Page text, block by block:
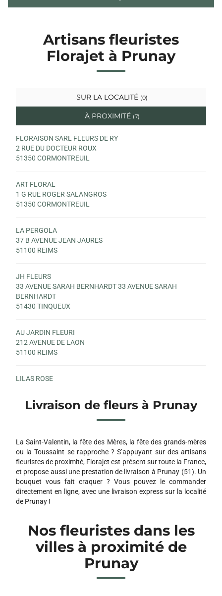
Artisans fleuristes
Florajet à Prunay
SUR LA LOCALITÉ (0)
À PROXIMITÉ (7)
FLORAISON SARL FLEURS DE RY
2 RUE DU DOCTEUR ROUX
51350 CORMONTREUIL
ART FLORAL
1 G RUE ROGER SALANGROS
51350 CORMONTREUIL
LA PERGOLA
37 B AVENUE JEAN JAURES
51100 REIMS
JH FLEURS
33 AVENUE SARAH BERNHARDT 33 AVENUE SARAH
BERNHARDT
51430 TINQUEUX
AU JARDIN FLEURI
212 AVENUE DE LAON
51100 REIMS
LILAS ROSE
51380 VERZY
51100 REIMS
Livraison de fleurs à Prunay
La Saint-Valentin, la fête des Mères, la fête des grands-mères
ou la Toussaint se rapproche ? S’appuyant sur des artisans
fleuristes de proximité, Florajet est présent sur toute la France,
et propose aussi une prestation de livraison à Prunay (51). Un
bouquet vous fait craquer ? Vous pouvez le commander
directement en ligne, avec une livraison express sur la localité
de Prunay !
Nos fleuristes dans les
villes à proximité de
Prunay